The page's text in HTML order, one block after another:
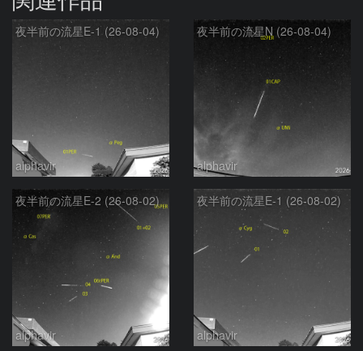
夜半前の流星E-1 (26-08-04)
alphavir
夜半前の流星N (26-08-04)
alphavir
夜半前の流星E-2 (26-08-02)
alphavir
夜半前の流星E-1 (26-08-02)
alphavir